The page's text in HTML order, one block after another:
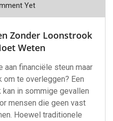
Yet
Zonder Loonstrook
Weten
financiële steun maar
te overleggen? Een
in sommige gevallen
mensen die geen vast
Hoewel traditionele